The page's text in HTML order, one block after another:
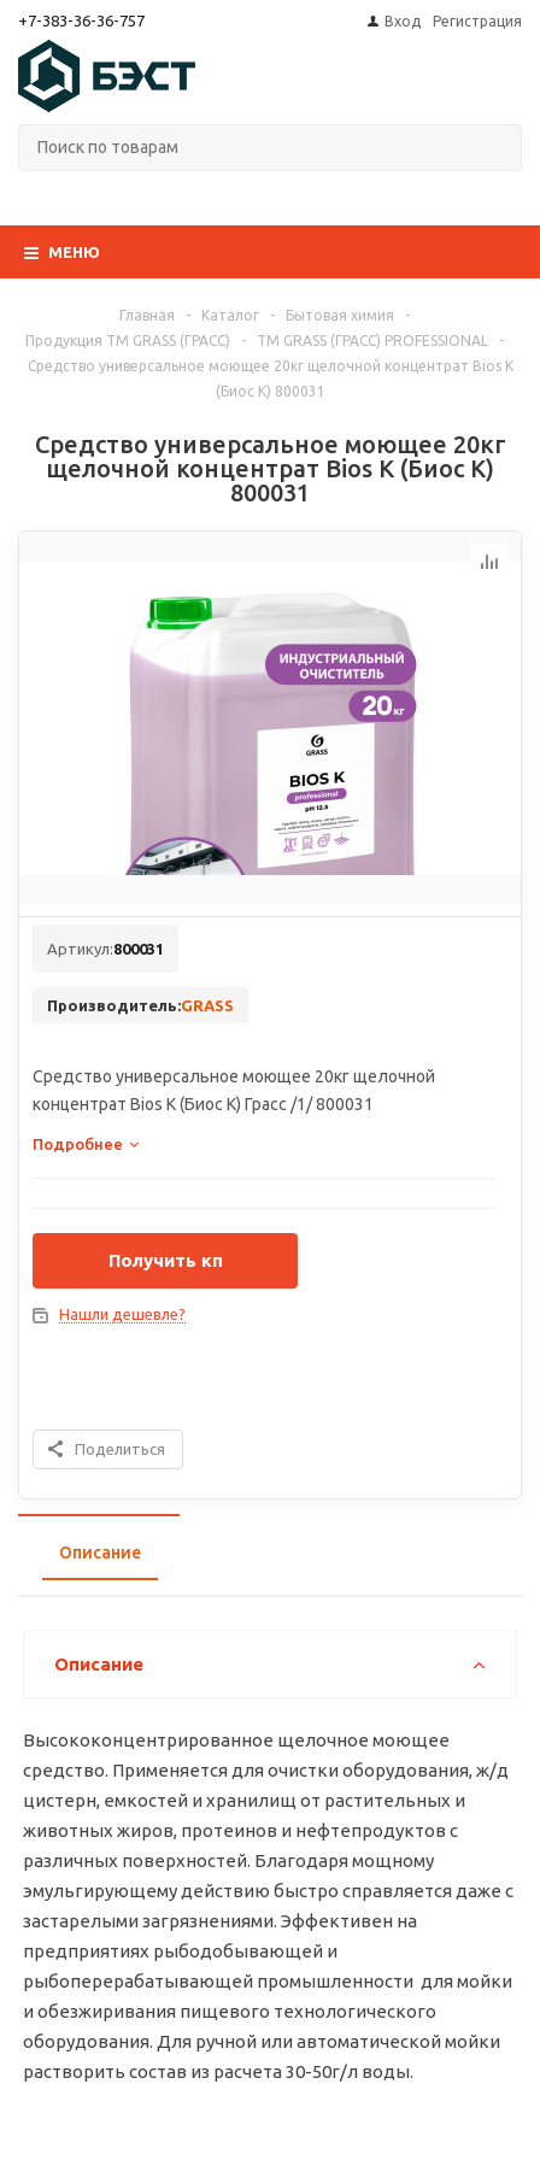
+7-383-36-36-757 Вход Регистрация
МЕНЮ
Главная - Каталог - Бытовая химия
-
Продукция ТМ GRASS (ГРАСС)
- ТМ GRASS (ГРАСС) PROFESSIONAL
-
Средство универсальное моющее 20кг щелочной концентрат Bios K
(Биос К) 800031
Средство универсальное моющее 20кг
щелочной концентрат Bios K (Биос К)
800031
Артикул:800031
Производитель:GRASS
Средство универсальное моющее 20кг щелочной
концентрат Bios K (Биос К) Грасс /1/ 800031
Подробнее
Получить кп
Нашли дешевле?
Поделиться
Описание
Описание
Высококонцентрированное щелочное моющее
средство. Применяется для очистки оборудования, ж/д
цистерн, емкостей и хранилищ от растительных и
животных жиров, протеинов и нефтепродуктов с
различных поверхностей. Благодаря мощному
эмульгирующему действию быстро справляется даже с
застарелыми загрязнениями. Эффективен на
предприятиях рыбодобывающей и
рыбоперерабатывающей промышленности для мойки
и обезжиривания пищевого технологического
оборудования. Для ручной или автоматической мойки
растворить состав из расчета 30-50г/л воды.